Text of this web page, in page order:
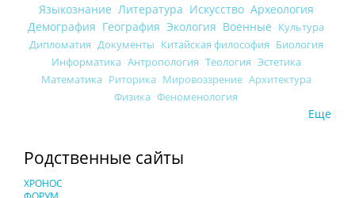
Языкознание Литература Искусство Археология
Демография География Экология Военные Культура
Дипломатия Документы Китайская философия Биология
Информатика Антропология Теология Эстетика
Математика Риторика Мировоззрение Архитектура
Физика Феноменология
Еще
Родственные сайты
ХРОНОС